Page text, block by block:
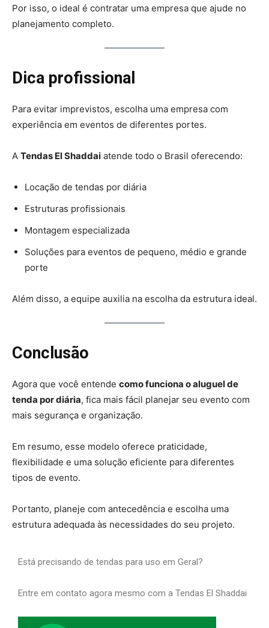
Por isso, o ideal é contratar uma empresa que ajude no
planejamento completo.
Dica profissional
Para evitar imprevistos, escolha uma empresa com
experiência em eventos de diferentes portes.
A Tendas El Shaddai atende todo o Brasil oferecendo:
Locação de tendas por diária
Estruturas profissionais
Montagem especializada
Soluções para eventos de pequeno, médio e grande
porte
Além disso, a equipe auxilia na escolha da estrutura ideal.
Conclusão
Agora que você entende como funciona o aluguel de
tenda por diária, fica mais fácil planejar seu evento com
mais segurança e organização.
Em resumo, esse modelo oferece praticidade,
flexibilidade e uma solução eficiente para diferentes
tipos de evento.
Portanto, planeje com antecedência e escolha uma
estrutura adequada às necessidades do seu projeto.
Está precisando de tendas para uso em Geral?
Entre em contato agora mesmo com a Tendas El Shaddai